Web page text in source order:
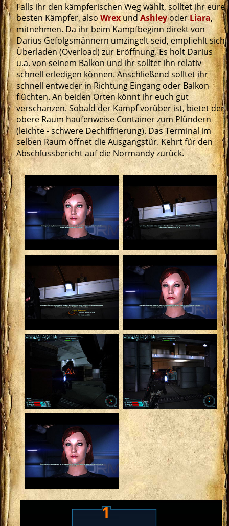
Falls ihr den kämpferischen Weg wählt, solltet ihr eure
besten Kämpfer, also WrexundAshleyoderLiara,
mitnehmen. Da ihr beim Kampfbeginn direkt von
Darius Gefolgsmännern umzingelt seid, empfiehlt sich
Überladen (Overload) zur Eröffnung. Es holt Darius
u.a. von seinem Balkon und ihr solltet ihn relativ
schnell erledigen können. Anschließend solltet ihr
schnell entweder in Richtung Eingang oder Balkon
flüchten. An beiden Orten könnt ihr euch gut
verschanzen. Sobald der Kampf vorüber ist, bietet der
obere Raum haufenweise Container zum Plündern
(leichte - schwere Dechiffrierung). Das Terminal im
selben Raum öffnet die Ausgangstür. Kehrt für den
Abschlussbericht auf die Normandy zurück.